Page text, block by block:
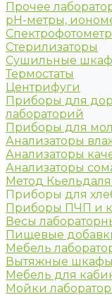
Прочее
рН-метры,
Стерилизаторы
Сушильные
Термостаты
Центрифуги
Приборы для
лабораторий
Приборы для
Анализаторы
Анализаторы
Анализаторы
Метод
Приборы для
Приборы ПЧП и
Весы
Пищевые
Мебель
Вытяжные шкафы
Мебель для
Мойки